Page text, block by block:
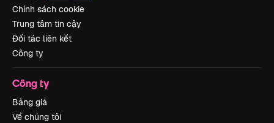
Chính sách cookie
Trung tâm tin cậy
Đối tác liên kết
Công ty
Công ty
Bảng giá
Về chúng tôi